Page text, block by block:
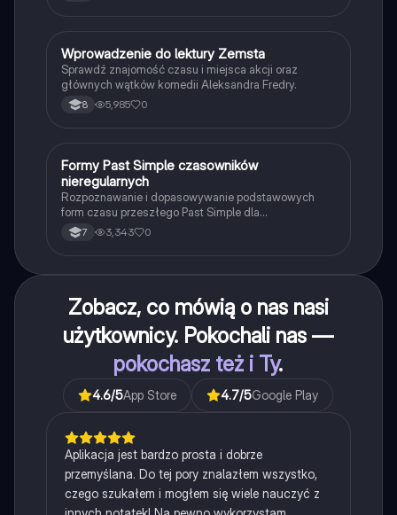
WJęzyk polski
Wprowadzenie do lektury Zemsta
Sprawdź znajomość czasu i miejsca akcji oraz
głównych wątków komedii Aleksandra Fredry.
8 5,985 0
FJęzyk angielski
Formy Past Simple czasowników
nieregularnych
Rozpoznawanie i dopasowywanie podstawowych
form czasu przeszłego Past Simple dla
najpopularniejszych czasowników nieregularnych.
7 3,343 0
Zobacz, co mówią o nas nasi
użytkownicy. Pokochali nas —
pokochasz też i Ty.
4.6/5App Store 4.7/5Google Play
Aplikacja jest bardzo prosta i dobrze
przemyślana. Do tej pory znalazłem wszystko,
czego szukałem i mogłem się wiele nauczyć z